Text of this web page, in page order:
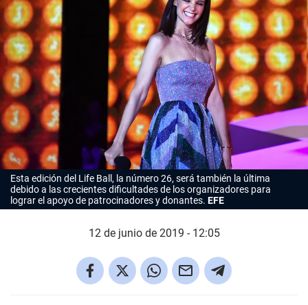
Esta edición del Life Ball, la número 26, será también la última
debido a las crecientes dificultades de los organizadores para
lograr el apoyo de patrocinadores y donantes. EFE
12 de junio de 2019 - 12:05